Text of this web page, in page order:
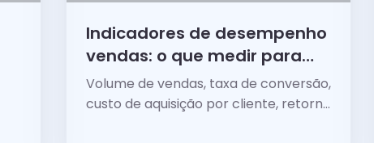
Indicadores de desempenho
vendas: o que medir para
acompanhar seus
resultados?
Volume de vendas, taxa de conversão,
custo de aquisição por cliente, retorno